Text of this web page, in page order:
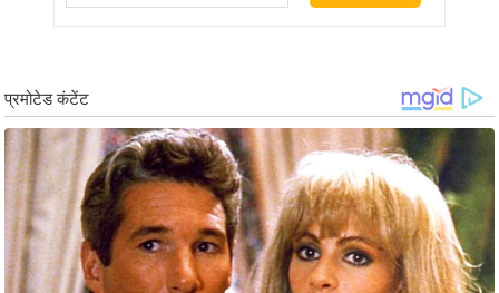
ल
फि
ट
ने
स
मं
त्रा